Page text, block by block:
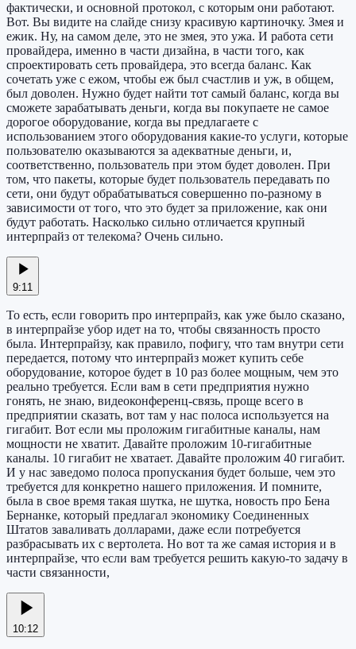
фактически, и основной протокол, с которым они работают.
Вот. Вы видите на слайде снизу красивую картиночку. Змея и
ежик. Ну, на самом деле, это не змея, это ужа. И работа сети
провайдера, именно в части дизайна, в части того, как
спроектировать сеть провайдера, это всегда баланс. Как
сочетать уже с ежом, чтобы еж был счастлив и уж, в общем,
был доволен. Нужно будет найти тот самый баланс, когда вы
сможете зарабатывать деньги, когда вы покупаете не самое
дорогое оборудование, когда вы предлагаете с
использованием этого оборудования какие-то услуги, которые
пользователю оказываются за адекватные деньги, и,
соответственно, пользователь при этом будет доволен. При
том, что пакеты, которые будет пользователь передавать по
сети, они будут обрабатываться совершенно по-разному в
зависимости от того, что это будет за приложение, как они
будут работать. Насколько сильно отличается крупный
интерпрайз от телекома? Очень сильно.
9:11
То есть, если говорить про интерпрайз, как уже было сказано,
в интерпрайзе убор идет на то, чтобы связанность просто
была. Интерпрайзу, как правило, пофигу, что там внутри сети
передается, потому что интерпрайз может купить себе
оборудование, которое будет в 10 раз более мощным, чем это
реально требуется. Если вам в сети предприятия нужно
гонять, не знаю, видеоконференц-связь, проще всего в
предприятии сказать, вот там у нас полоса используется на
гигабит. Вот если мы проложим гигабитные каналы, нам
мощности не хватит. Давайте проложим 10-гигабитные
каналы. 10 гигабит не хватает. Давайте проложим 40 гигабит.
И у нас заведомо полоса пропускания будет больше, чем это
требуется для конкретно нашего приложения. И помните,
была в свое время такая шутка, не шутка, новость про Бена
Бернанке, который предлагал экономику Соединенных
Штатов заваливать долларами, даже если потребуется
разбрасывать их с вертолета. Но вот та же самая история и в
интерпрайзе, что если вам требуется решить какую-то задачу в
части связанности,
10:12